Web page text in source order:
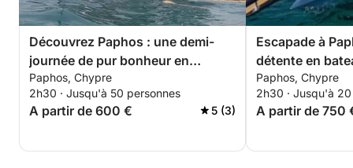
Découvrez Paphos : une demi-
journée de pur bonheur en
goélette
Paphos, Chypre
2h30 · Jusqu'à 50 personnes
A partir de 600 € 5 (3)
Escapade à
détente en
Paphos, Chypre
2h30 · Jusqu'à
A partir de 750